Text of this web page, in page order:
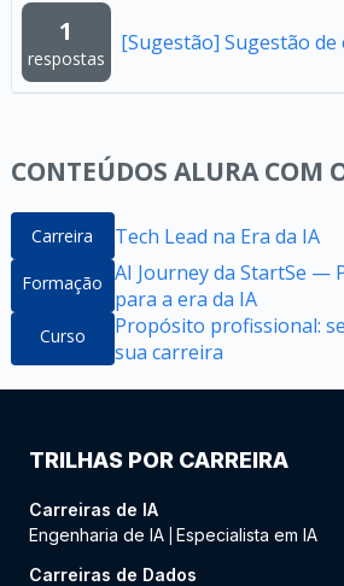
1
respostas
[Sugestão] Sugestão de
CONTEÚDOS ALURA COM
Carreira Tech Lead na Era da IA
Formação AI Journey da StartSe —
para a era da IA
Curso
Propósito profissional:
sua carreira
TRILHAS POR CARREIRA
Carreiras de IA
Engenharia de IA Especialista em IA
Carreiras de Dados